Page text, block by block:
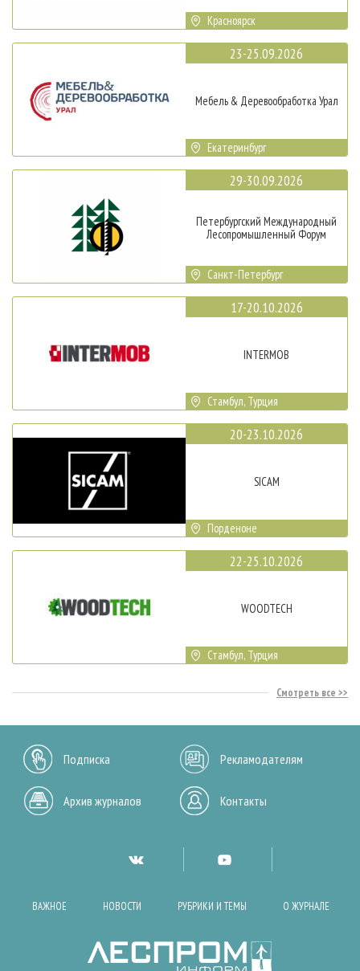
Красноярск
23-25.09.2026
Мебель & Деревообработка Урал
Екатеринбург
29-30.09.2026
Петербургский Международный
Лесопромышленный Форум
Санкт-Петербург
17-20.10.2026
INTERMOB
Стамбул, Турция
20-23.10.2026
SICAM
Порденоне
22-25.10.2026
WOODTECH
Стамбул, Турция
Смотреть все
Подписка Рекламодателям
Архив журналов Контакты
ВАЖНОЕ НОВОСТИ РУБРИКИ И ТЕМЫ О ЖУРНАЛЕ